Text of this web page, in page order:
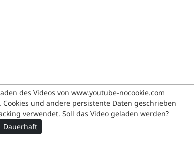
des Videos von www.youtube-nocookie.com
und andere persistente Daten geschrieben
verwendet. Soll das Video geladen werden?
Dauerhaft